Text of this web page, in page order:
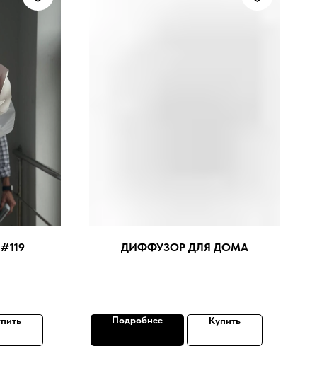
ДИФФУЗОР ДЛЯ ДОМА
Подробнее Купить